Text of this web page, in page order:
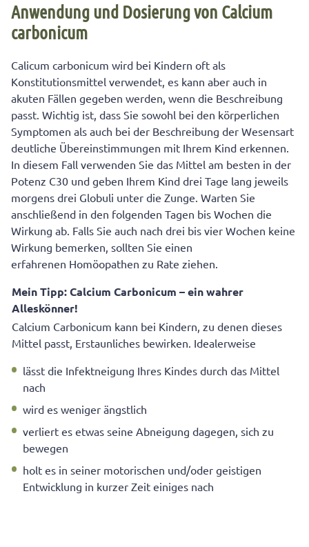
Anwendung und Dosierung von Calcium
carbonicum
Calicum carbonicum wird bei Kindern oft als
Konstitutionsmittel verwendet, es kann aber auch in
akuten Fällen gegeben werden, wenn die Beschreibung
passt. Wichtig ist, dass Sie sowohl bei den körperlichen
Symptomen als auch bei der Beschreibung der Wesensart
deutliche Übereinstimmungen mit Ihrem Kind erkennen.
In diesem Fall verwenden Sie das Mittel am besten in der
Potenz C30 und geben Ihrem Kind drei Tage lang jeweils
morgens drei Globuli unter die Zunge. Warten Sie
anschließend in den folgenden Tagen bis Wochen die
Wirkung ab. Falls Sie auch nach drei bis vier Wochen keine
Wirkung bemerken, sollten Sie einen
erfahrenen Homöopathen zu Rate ziehen.
Mein Tipp: Calcium Carbonicum – ein wahrer
Alleskönner!
Calcium Carbonicum kann bei Kindern, zu denen dieses
Mittel passt, Erstaunliches bewirken. Idealerweise
lässt die Infektneigung Ihres Kindes durch das Mittel
nach
wird es weniger ängstlich
verliert es etwas seine Abneigung dagegen, sich zu
bewegen
holt es in seiner motorischen und/oder geistigen
Entwicklung in kurzer Zeit einiges nach